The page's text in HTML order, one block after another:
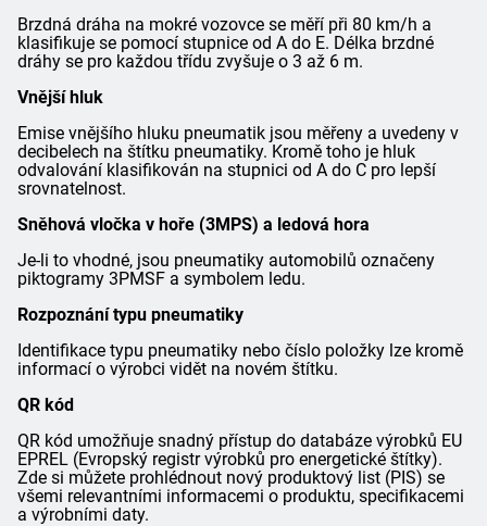
Brzdná dráha na mokré vozovce se měří při 80 km/h a
klasifikuje se pomocí stupnice od A do E. Délka brzdné
dráhy se pro každou třídu zvyšuje o 3 až 6 m.
Vnější hluk
Emise vnějšího hluku pneumatik jsou měřeny a uvedeny v
decibelech na štítku pneumatiky. Kromě toho je hluk
odvalování klasifikován na stupnici od A do C pro lepší
srovnatelnost.
Sněhová vločka v hoře (3MPS) a ledová hora
Je-li to vhodné, jsou pneumatiky automobilů označeny
piktogramy 3PMSF a symbolem ledu.
Rozpoznání typu pneumatiky
Identifikace typu pneumatiky nebo číslo položky lze kromě
informací o výrobci vidět na novém štítku.
QR kód
QR kód umožňuje snadný přístup do databáze výrobků EU
EPREL (Evropský registr výrobků pro energetické štítky).
Zde si můžete prohlédnout nový produktový list (PIS) se
všemi relevantními informacemi o produktu, specifikacemi
a výrobními daty.